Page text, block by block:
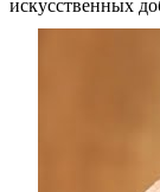
искусственных